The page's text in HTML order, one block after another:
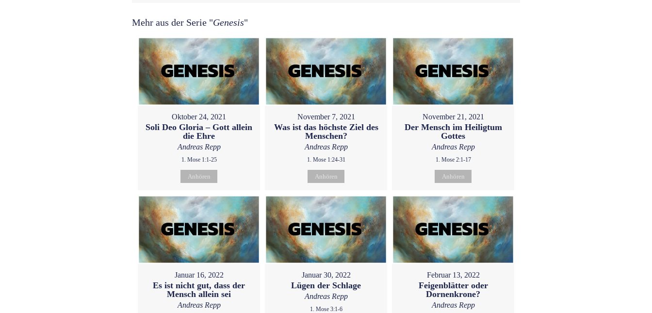
Mehr aus der Serie "Genesis"
Oktober 24, 2021
Soli Deo Gloria – Gott allein
die Ehre
Andreas Repp
1. Mose 1:1-25
Anhören
November 7, 2021
Was ist das höchste Ziel des
Menschen?
Andreas Repp
1. Mose 1:24-31
Anhören
November 21, 2021
Der Mensch im Heiligtum
Gottes
Andreas Repp
1. Mose 2:1-17
Anhören
Januar 16, 2022
Es ist nicht gut, dass der
Mensch allein sei
Andreas Repp
Januar 30, 2022
Lügen der Schlage
Andreas Repp
1. Mose 3:1-6
Februar 13, 2022
Feigenblätter oder
Dornenkrone?
Andreas Repp